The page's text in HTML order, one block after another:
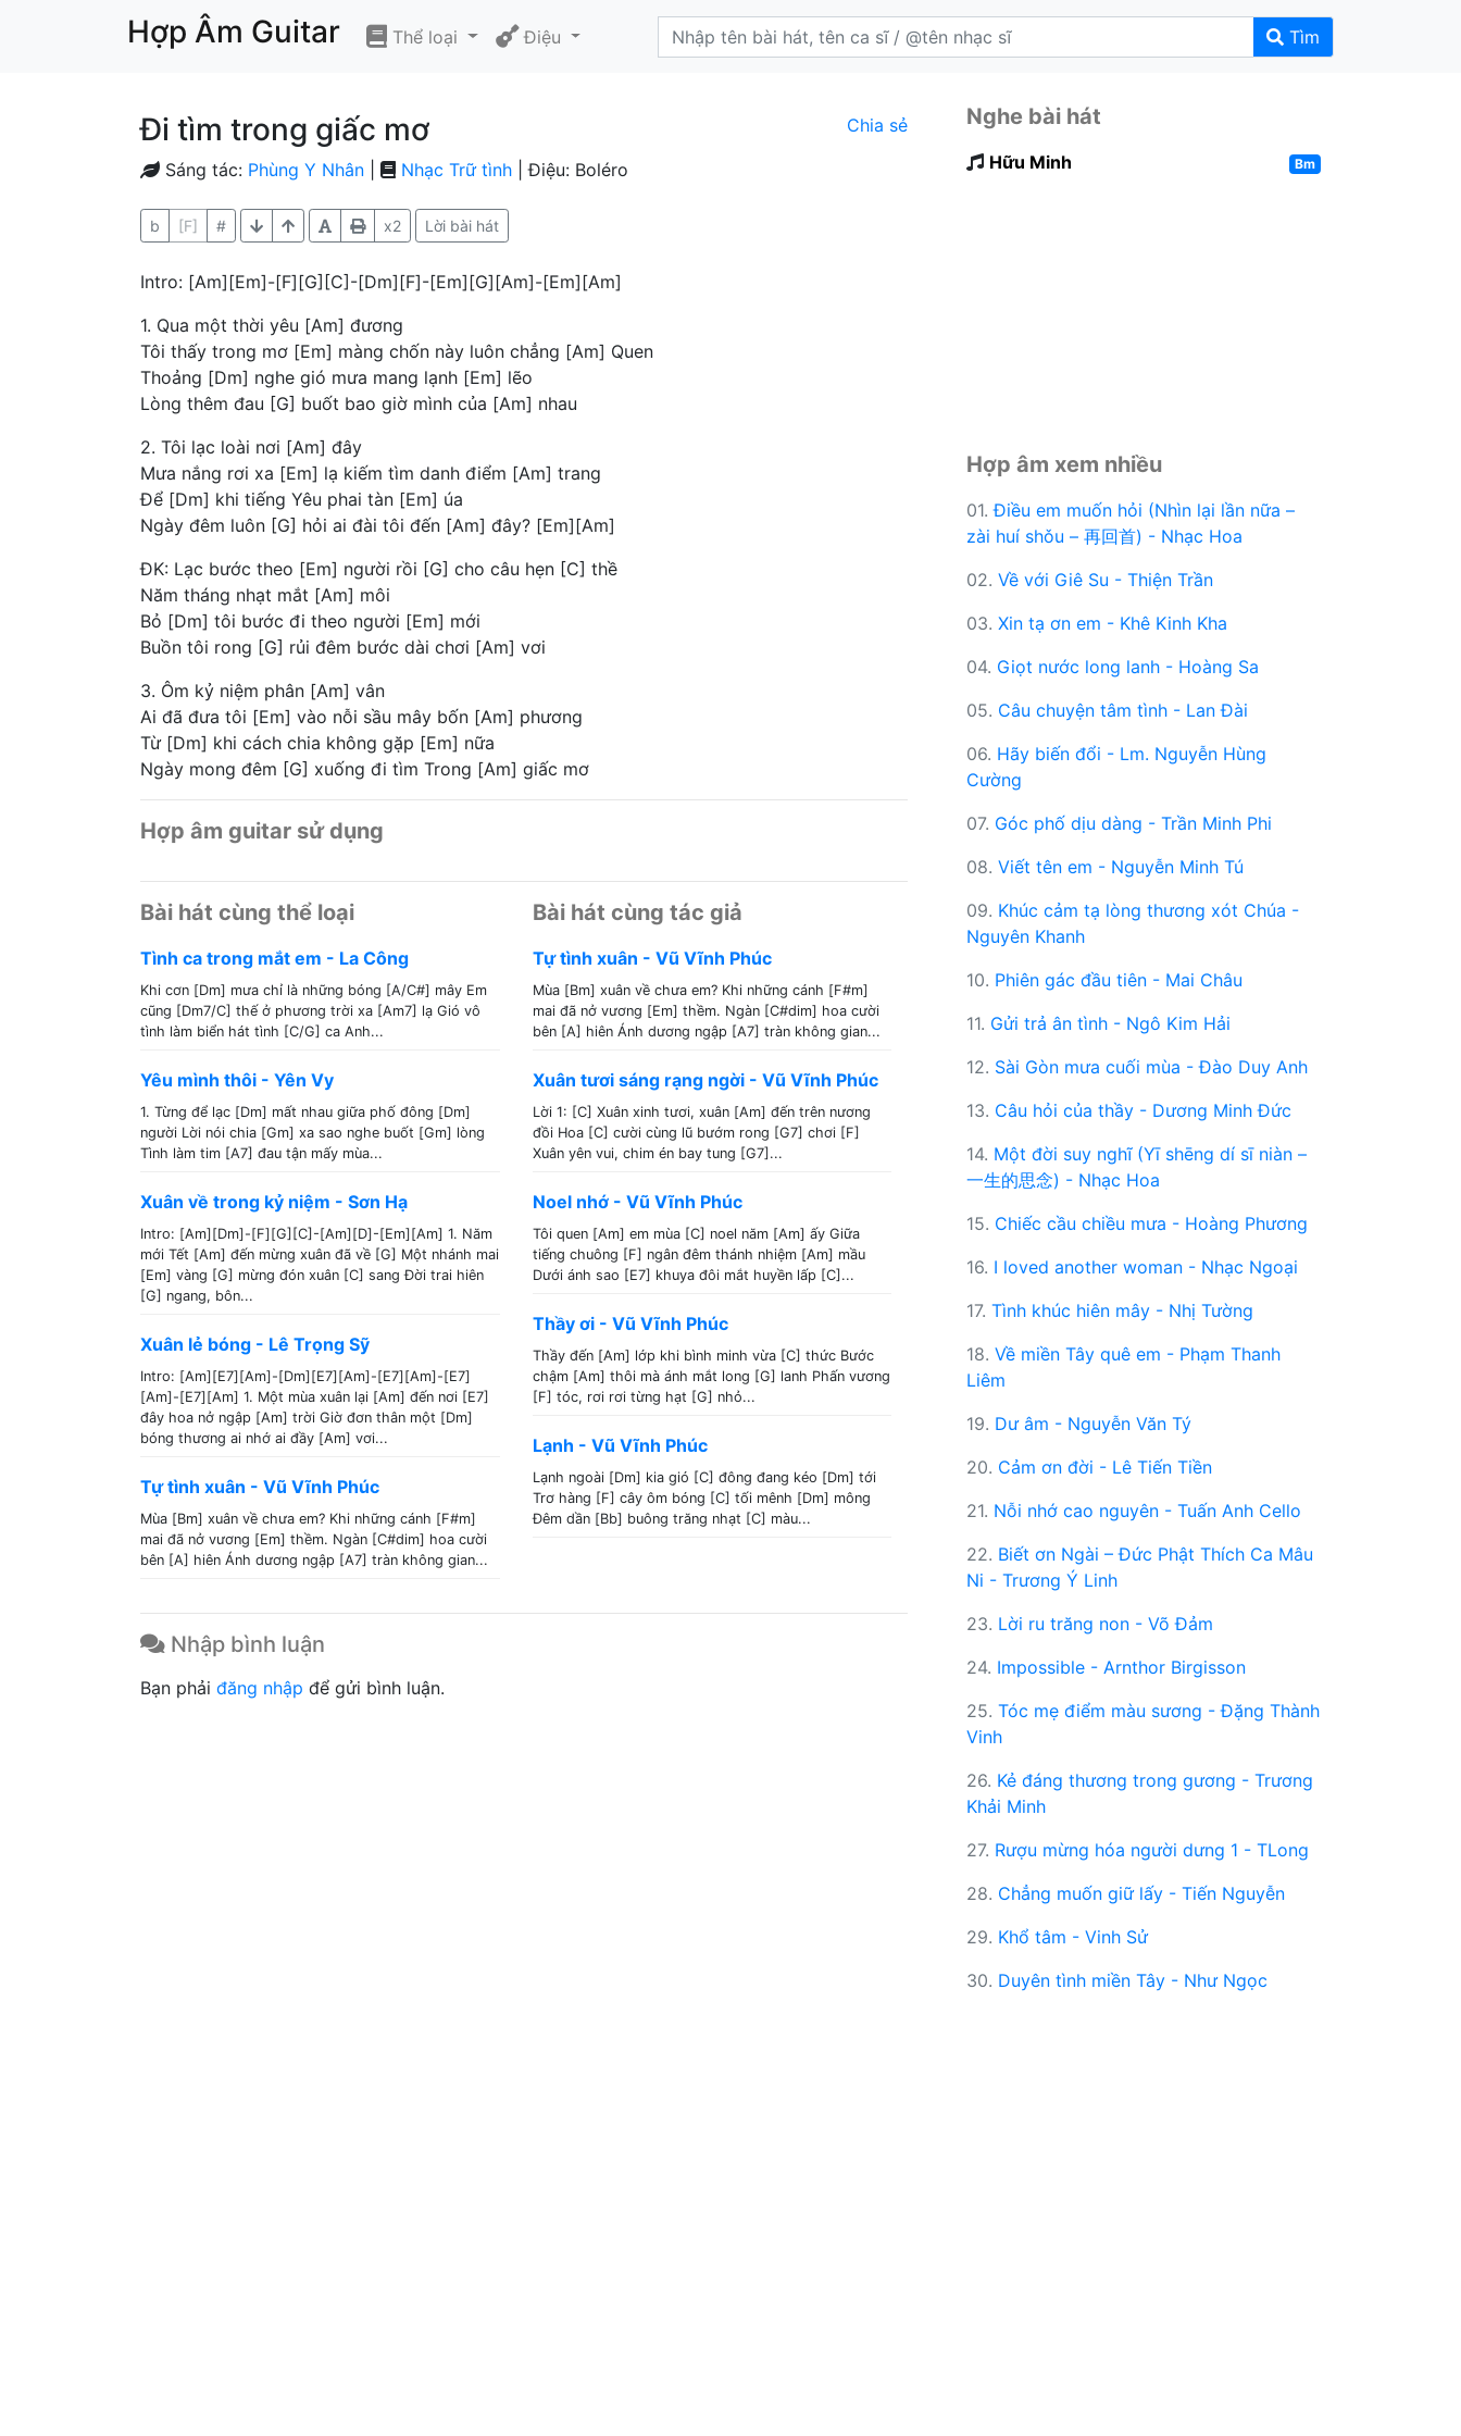
Hợp Âm Guitar Thể loại Điệu Tìm
Đi tìm trong giấc mơ Chia sẻ
Sáng tác: Phùng Y Nhân Nhạc Trữ tình | Điệu: Boléro
b [F] # x2 Lời bài hát
Intro: [Am][Em]-[F][G][C]-[Dm][F]-[Em][G][Am]-[Em][Am]
1. Qua một thời yêu [Am] đương
Tôi thấy trong mơ [Em] màng chốn này luôn chẳng [Am] Quen
Thoảng [Dm] nghe gió mưa mang lạnh [Em] lẽo
Lòng thêm đau [G] buốt bao giờ mình của [Am] nhau
2. Tôi lạc loài nơi [Am] đây
Mưa nắng rơi xa [Em] lạ kiếm tìm danh điểm [Am] trang
Để [Dm] khi tiếng Yêu phai tàn [Em] úa
Ngày đêm luôn [G] hỏi ai đài tôi đến [Am] đây? [Em][Am]
ĐK: Lạc bước theo [Em] người rồi [G] cho câu hẹn [C] thề
Năm tháng nhạt mắt [Am] môi
Bỏ [Dm] tôi bước đi theo người [Em] mới
Buồn tôi rong [G] rủi đêm bước dài chơi [Am] vơi
3. Ôm kỷ niệm phân [Am] vân
Ai đã đưa tôi [Em] vào nỗi sầu mây bốn [Am] phương
Từ [Dm] khi cách chia không gặp [Em] nữa
Ngày mong đêm [G] xuống đi tìm Trong [Am] giấc mơ
Hợp âm guitar sử dụng
Bài hát cùng thể loại
Tình ca trong mắt em - La Công
Khi cơn [Dm] mưa chỉ là những bóng [A/C#] mây Em
cũng [Dm7/C] thế ở phương trời xa [Am7] lạ Gió vô
tình làm biển hát tình [C/G] ca Anh...
Yêu mình thôi - Yên Vy
1. Từng để lạc [Dm] mất nhau giữa phố đông [Dm]
người Lời nói chia [Gm] xa sao nghe buốt [Gm] lòng
Tình làm tim [A7] đau tận mấy mùa...
Xuân về trong kỷ niệm - Sơn Hạ
Intro: [Am][Dm]-[F][G][C]-[Am][D]-[Em][Am] 1. Năm
mới Tết [Am] đến mừng xuân đã về [G] Một nhánh mai
[Em] vàng [G] mừng đón xuân [C] sang Đời trai hiên
[G] ngang, bôn...
Xuân lẻ bóng - Lê Trọng Sỹ
Intro: [Am][E7][Am]-[Dm][E7][Am]-[E7][Am]-[E7]
[Am]-[E7][Am] 1. Một mùa xuân lại [Am] đến nơi [E7]
đây hoa nở ngập [Am] trời Giờ đơn thân một [Dm]
bóng thương ai nhớ ai đầy [Am] vơi...
Tự tình xuân - Vũ Vĩnh Phúc
Mùa [Bm] xuân về chưa em? Khi những cánh [F#m]
mai đã nở vương [Em] thềm. Ngàn [C#dim] hoa cười
bên [A] hiên Ánh dương ngập [A7] tràn không gian...
Bài hát cùng tác giả
Tự tình xuân - Vũ Vĩnh Phúc
Mùa [Bm] xuân về chưa em? Khi những cánh [F#m]
mai đã nở vương [Em] thềm. Ngàn [C#dim] hoa cười
bên [A] hiên Ánh dương ngập [A7] tràn không gian...
Xuân tươi sáng rạng ngời - Vũ Vĩnh Phúc
Lời 1: [C] Xuân xinh tươi, xuân [Am] đến trên nương
đồi Hoa [C] cười cùng lũ bướm rong [G7] chơi [F]
Xuân yên vui, chim én bay tung [G7]...
Noel nhớ - Vũ Vĩnh Phúc
Tôi quen [Am] em mùa [C] noel năm [Am] ấy Giữa
tiếng chuông [F] ngân đêm thánh nhiệm [Am] mầu
Dưới ánh sao [E7] khuya đôi mắt huyền lấp [C]...
Thầy ơi - Vũ Vĩnh Phúc
Thầy đến [Am] lớp khi bình minh vừa [C] thức Bước
chậm [Am] thôi mà ánh mắt long [G] lanh Phấn vương
[F] tóc, rơi rơi từng hạt [G] nhỏ...
Lạnh - Vũ Vĩnh Phúc
Lạnh ngoài [Dm] kia gió [C] đông đang kéo [Dm] tới
Trơ hàng [F] cây ôm bóng [C] tối mênh [Dm] mông
Đêm dần [Bb] buông trăng nhạt [C] màu...
Nhập bình luận
Bạn phải đăng nhập để gửi bình luận.
Nghe bài hát
Hữu Minh Bm
Hợp âm xem nhiều
01.Điều em muốn hỏi (Nhìn lại lần nữa –
zài huí shǒu – 再回首) - Nhạc Hoa
02. Về với Giê Su - Thiện Trần
03. Xin tạ ơn em - Khê Kinh Kha
04. Giọt nước long lanh - Hoàng Sa
05. Câu chuyện tâm tình - Lan Đài
06. Hãy biến đổi - Lm. Nguyễn Hùng
Cường
07. Góc phố dịu dàng - Trần Minh Phi
08. Viết tên em - Nguyễn Minh Tú
09. Khúc cảm tạ lòng thương xót Chúa -
Nguyên Khanh
10. Phiên gác đầu tiên - Mai Châu
11. Gửi trả ân tình - Ngô Kim Hải
12. Sài Gòn mưa cuối mùa - Đào Duy Anh
13. Câu hỏi của thầy - Dương Minh Đức
14. Một đời suy nghĩ (Yī shēng dí sī niàn –
一生的思念) - Nhạc Hoa
15. Chiếc cầu chiều mưa - Hoàng Phương
16. I loved another woman - Nhạc Ngoại
17. Tình khúc hiên mây - Nhị Tường
18. Về miền Tây quê em - Phạm Thanh
Liêm
19. Dư âm - Nguyễn Văn Tý
20. Cảm ơn đời - Lê Tiến Tiền
21. Nỗi nhớ cao nguyên - Tuấn Anh Cello
22. Biết ơn Ngài – Đức Phật Thích Ca Mâu
Ni - Trương Ý Linh
23. Lời ru trăng non - Võ Đảm
24. Impossible - Arnthor Birgisson
25. Tóc mẹ điểm màu sương - Đặng Thành
Vinh
26. Kẻ đáng thương trong gương - Trương
Khải Minh
27. Rượu mừng hóa người dưng 1 - TLong
28. Chẳng muốn giữ lấy - Tiến Nguyễn
29. Khổ tâm - Vinh Sử
30. Duyên tình miền Tây - Như Ngọc